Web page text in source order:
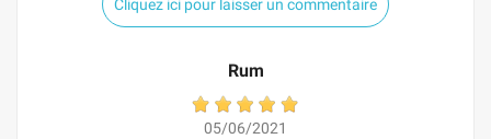
Cliquez ici pour laisser un commentaire
Rum
05/06/2021